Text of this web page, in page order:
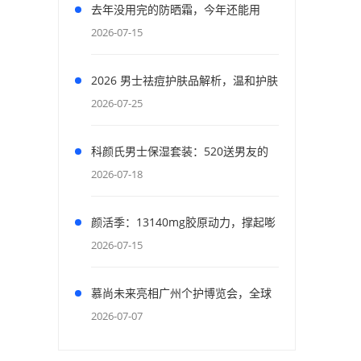
去年没用完的防晒霜，今年还能用
吗？先涂耳后试试
2026-07-15
2026 男士祛痘护肤品解析，温和护肤
舒缓红肿痘痘，逐步淡化面部新旧痘
2026-07-25
科颜氏男士保湿套装：520送男友的
最佳补水选择
2026-07-18
颜活季：13140mg胶原动力，撑起嘭
弹“胶原肌”
2026-07-15
慕尚未来亮相广州个护博览会，全球
舞台展现天然玉石美容工具风采
2026-07-07